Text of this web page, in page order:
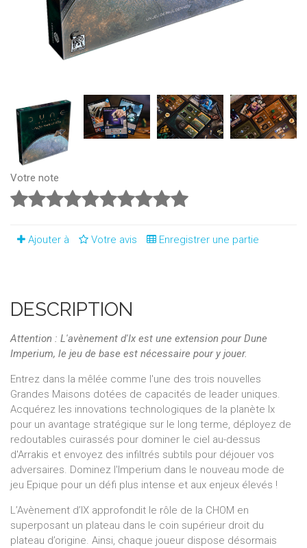
Votre note
Ajouter à Votre avis Enregistrer une partie
DESCRIPTION
Attention : L'avènement d'Ix est une extension pour Dune
Imperium, le jeu de base est nécessaire pour y jouer.
Entrez dans la mêlée comme l'une des trois nouvelles
Grandes Maisons dotées de capacités de leader uniques.
Acquérez les innovations technologiques de la planète Ix
pour un avantage stratégique sur le long terme, déployez de
redoutables cuirassés pour dominer le ciel au-dessus
d'Arrakis et envoyez des infiltrés subtils pour déjouer vos
adversaires. Dominez l'Imperium dans le nouveau mode de
jeu Epique pour un défi plus intense et aux enjeux élevés !
L’Avènement d’IX approfondit le rôle de la CHOM en
superposant un plateau dans le coin supérieur droit du
plateau d’origine. Ainsi, chaque joueur dispose désormais